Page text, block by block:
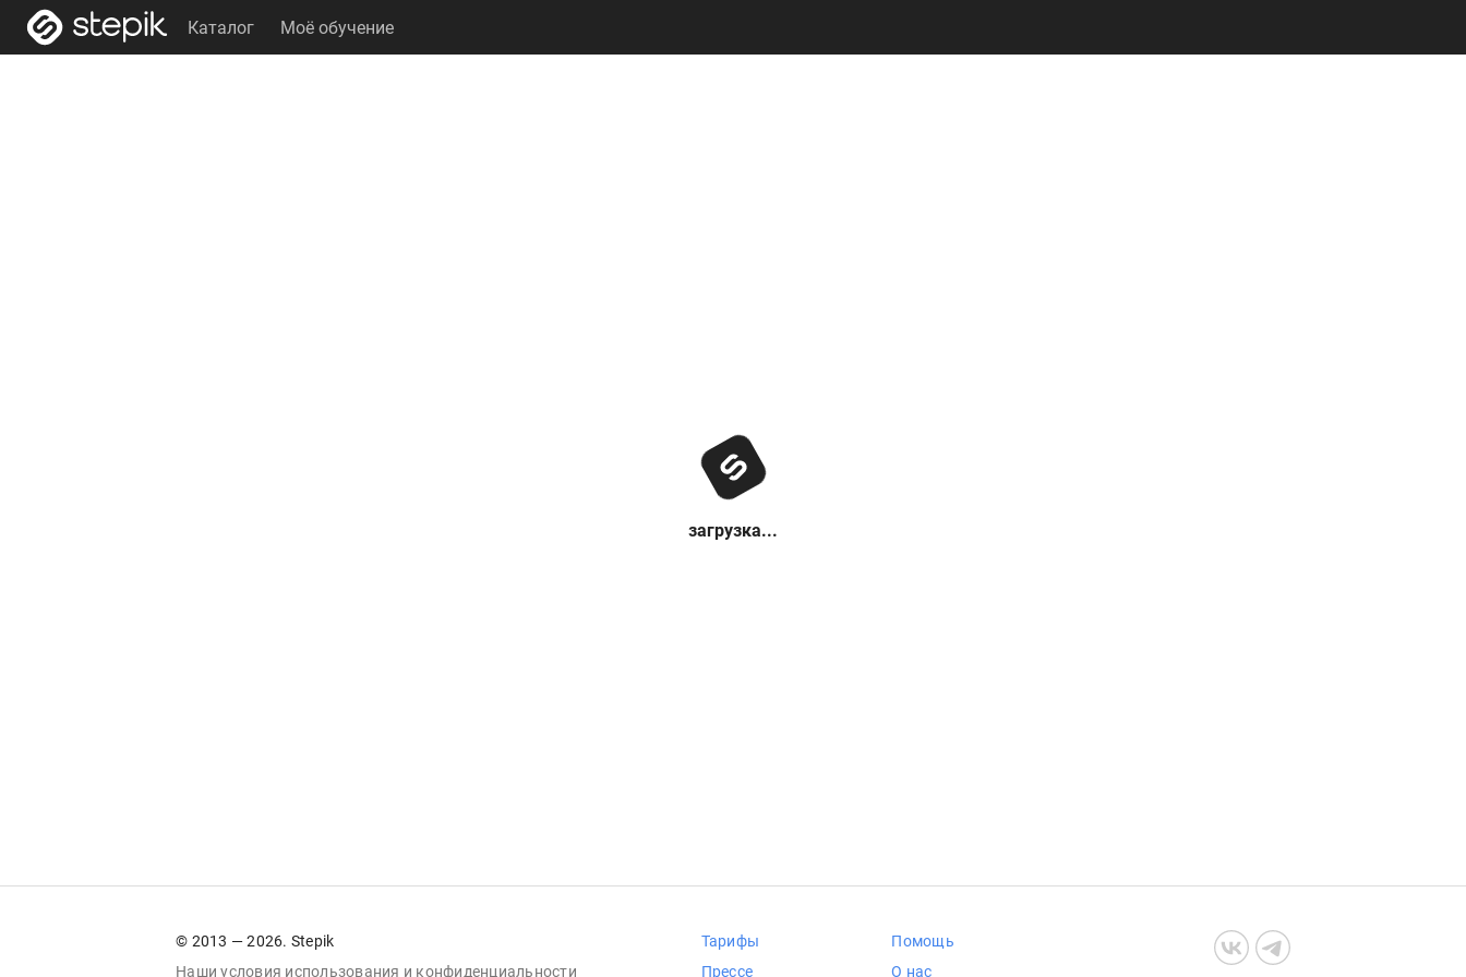
Каталог Моё обучение
загрузка...
© 2013 — 2026. Stepik
Наши условия использования и конфиденциальности
Тарифы
Прессе
Помощь
О нас